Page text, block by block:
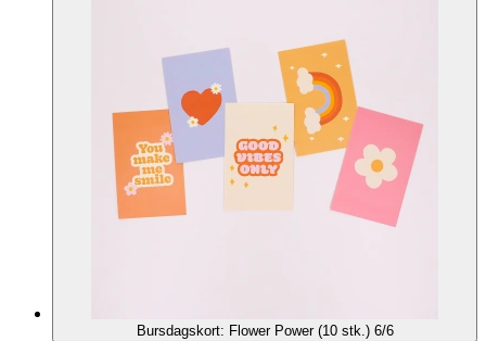
Bursdagskort: Flower Power (10 stk.) 6/6